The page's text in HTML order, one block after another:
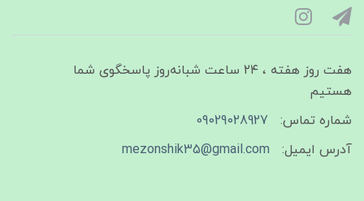
هفت روز هفته ، ۲۴ ساعت شبانه‌روز پاسخگوی شما
هستیم
شماره تماس:
09029028927
آدرس ایمیل:
mezonshik35@gmail.com